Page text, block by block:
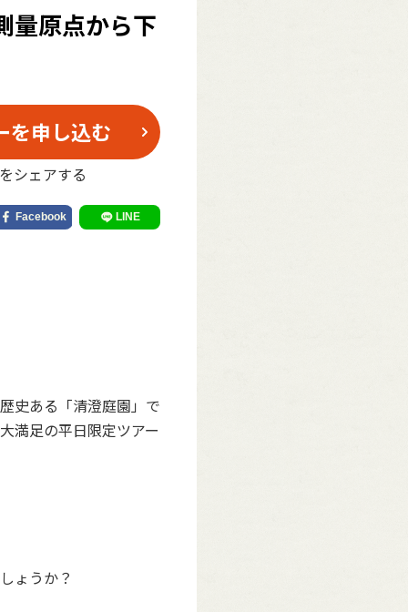
量原点から下
を申し込む
シェアする
史ある「清澄庭園」で
満足の平日限定ツアー
ょうか？